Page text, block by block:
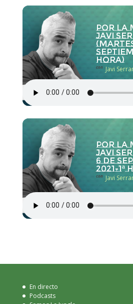
Por la
Javi
hora)
con Javi
Por la
Javi
6 de
2021-1ª
con Javi
En directo
Podcasts